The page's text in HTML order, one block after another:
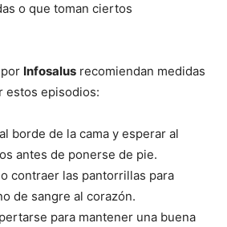
o que toman ciertos
Infosalus recomiendan medidas
estos episodios:
borde de la cama y esperar al
antes de ponerse de pie.
contraer las pantorrillas para
de sangre al corazón.
para mantener una buena